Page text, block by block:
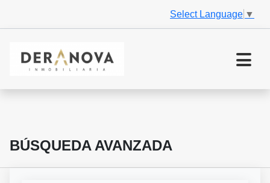
Select Language ▼
BÚSQUEDA AVANZADA